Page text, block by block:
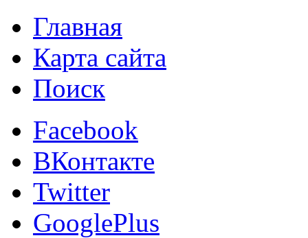
Главная
Карта сайта
Поиск
Facebook
ВКонтакте
Twitter
GooglePlus